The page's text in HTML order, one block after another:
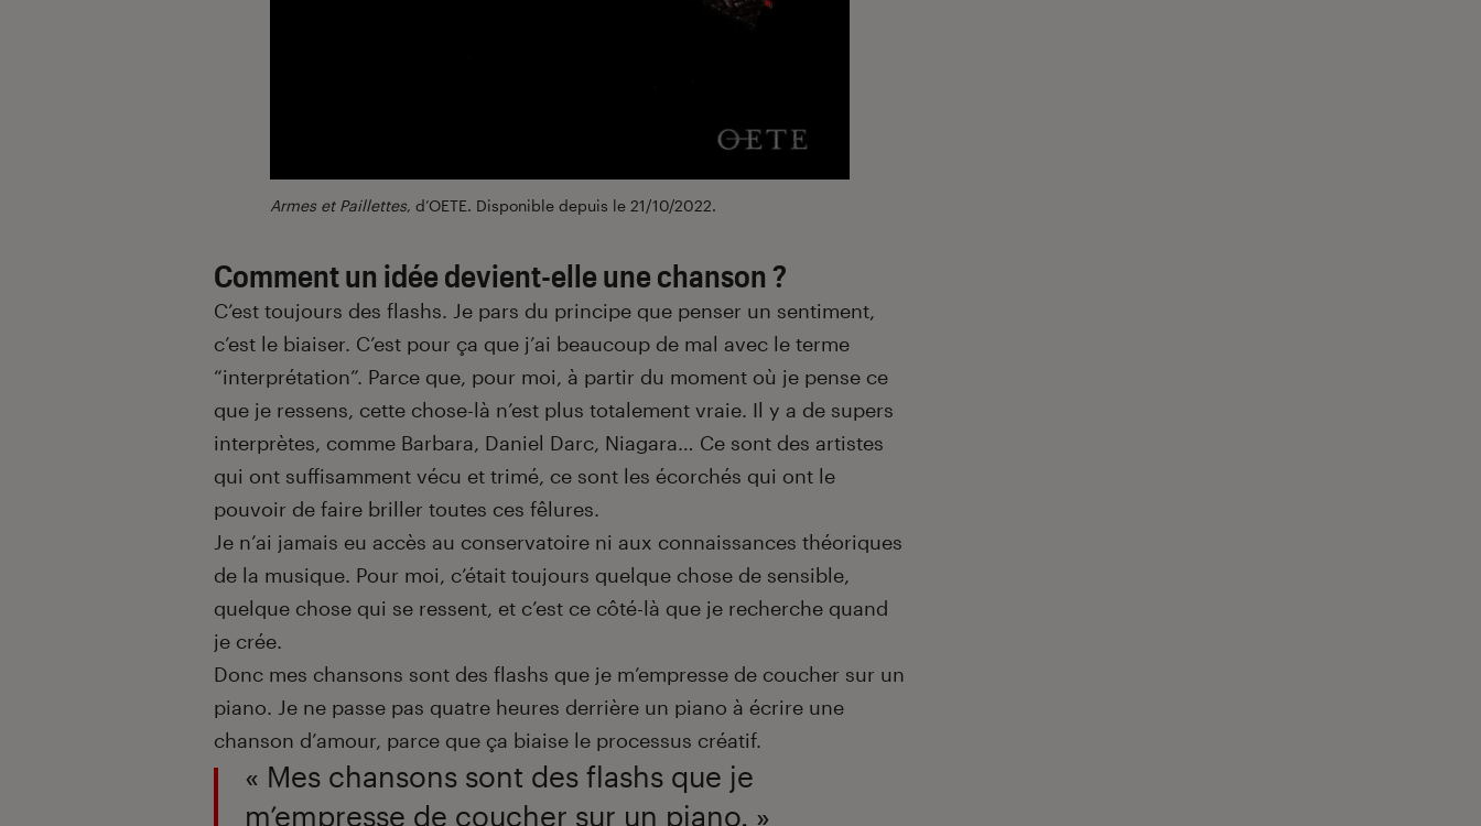
Armes et Paillettes, d’OETE. Disponible depuis le 21/10/2022.
Comment un idée devient-elle une chanson ?
C’est toujours des flashs. Je pars du principe que penser un sentiment,
c’est le biaiser. C’est pour ça que j’ai beaucoup de mal avec le terme
“interprétation”. Parce que, pour moi, à partir du moment où je pense ce
que je ressens, cette chose-là n’est plus totalement vraie. Il y a de supers
interprètes, comme Barbara, Daniel Darc, Niagara… Ce sont des artistes
qui ont suffisamment vécu et trimé, ce sont les écorchés qui ont le
pouvoir de faire briller toutes ces fêlures.
Je n’ai jamais eu accès au conservatoire ni aux connaissances théoriques
de la musique. Pour moi, c’était toujours quelque chose de sensible,
quelque chose qui se ressent, et c’est ce côté-là que je recherche quand
je crée.
Donc mes chansons sont des flashs que je m’empresse de coucher sur un
piano. Je ne passe pas quatre heures derrière un piano à écrire une
chanson d’amour, parce que ça biaise le processus créatif.
« Mes chansons sont des flashs que je
m’empresse de coucher sur un piano. »